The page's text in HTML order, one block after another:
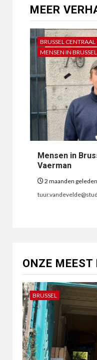
MEER
BRUSSEL CENTRAAL
MENSEN IN BRUSSEL
Mensen in
Vaerman
2 maanden geleden
ONZE MEEST
BRUSSEL